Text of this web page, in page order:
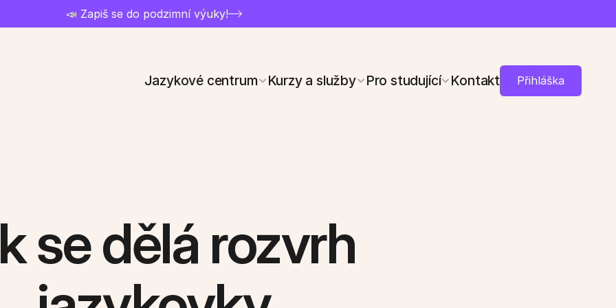
📣 Zapiš se do podzimní výuky!
Jazykové centrum Kurzy a služby Pro studující Kontakt Přihláška
se dělá rozvrh